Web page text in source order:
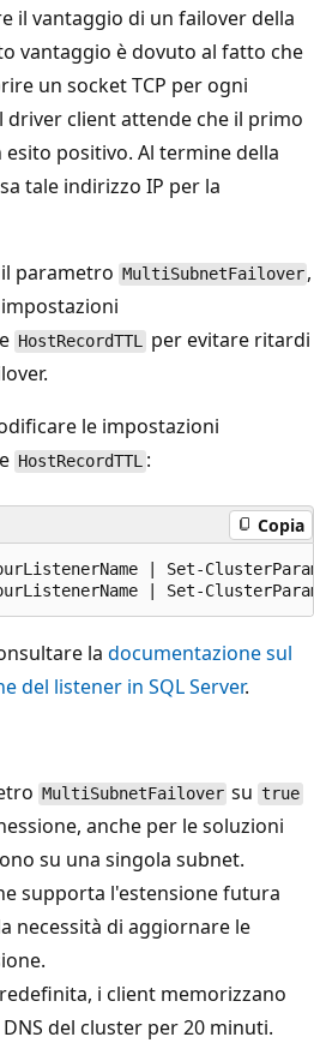
il vantaggio di un failover della
vantaggio è dovuto al fatto che
un socket TCP per ogni
driver client attende che il primo
positivo. Al termine della
tale indirizzo IP per la
parametro MultiSubnetFailover ,
e HostRecordTTL per evitare ritardi
le impostazioni
e HostRecordTTL :
Copia
| Set-
la documentazione sul
del listener in SQL Server.
MultiSubnetFailover sutrue
anche per le soluzioni
su una singola subnet.
supporta l'estensione futura
necessità di aggiornare le
i client memorizzano
del cluster per 20 minuti.